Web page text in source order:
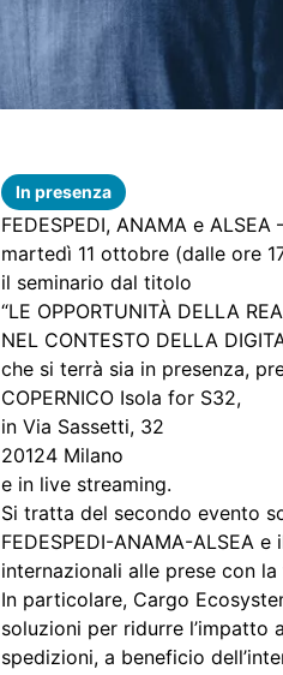
In presenza
FEDESPEDI, ANAMA e
martedì 11 ottobre (dalle ore
il seminario dal titolo
“LE OPPORTUNITÀ DELLA
NEL CONTESTO DELLA
che si terrà sia in presenza,
COPERNICO Isola for S32,
in Via Sassetti, 32
20124 Milano
e in live streaming.
Si tratta del secondo evento
FEDESPEDI-ANAMA-ALSEA
internazionali alle prese con
In particolare, Cargo
soluzioni per ridurre
spedizioni, a beneficio